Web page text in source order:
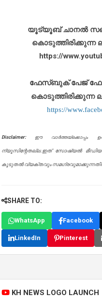
യൂട്യൂബ് ചാനൽ
കൊടുത്തിരിക്കുന്ന
https://
ഫേസ്ബുക് പേജ്
കൊടുത്തിരിക്കുന്ന
https://
Disclaimer: ഈ വാർത്തയ്ക്കൊപ്പം
ന്യൂസിന്റേതല്ല.ഇത് സോഷ്യൽ
കൂടുതൽ വ്യക്തവും
SHARE TO:
WhatsApp Facebook
LinkedIn Pinterest
KH NEWS LOGO LAUNCH